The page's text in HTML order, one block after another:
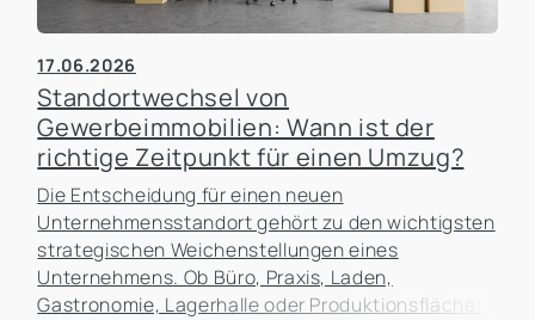
17.06.2026
Standortwechsel von
Gewerbeimmobilien: Wann ist der
richtige Zeitpunkt für einen Umzug?
Die Entscheidung für einen neuen
Unternehmensstandort gehört zu den wichtigsten
strategischen Weichenstellungen eines
Unternehmens. Ob Büro, Praxis, Laden,
Gastronomie, Lagerhalle oder Produktionsfläche: